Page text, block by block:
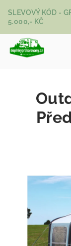
SLEVOVÝ KÓD -
5.000,- KČ